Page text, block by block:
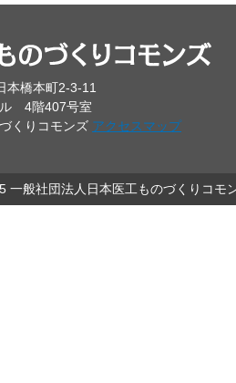
本橋本町2-3-11
ル 4階407号室
くりコモンズ アクセスマップ
一般社団法人日本医工ものづくりコ